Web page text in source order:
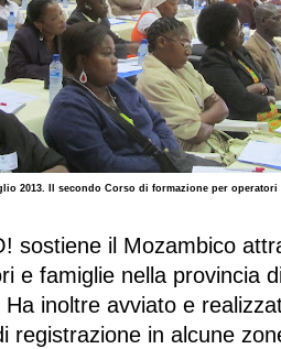
2013. Il secondo Corso di formazione per
sostiene il Mozambico
e famiglie nella provincia
Ha inoltre avviato e
registrazione in alcune